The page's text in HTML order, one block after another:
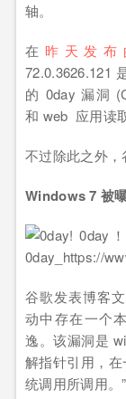
轴。
在 昨天发
72.0.3626.121
的 0day 漏洞
和 web 应用读
不过除此之外，
Windows 7 被
谷歌发表博客
动中存在一个
逸。该漏洞是
解指针引用，
统调用所调用。”